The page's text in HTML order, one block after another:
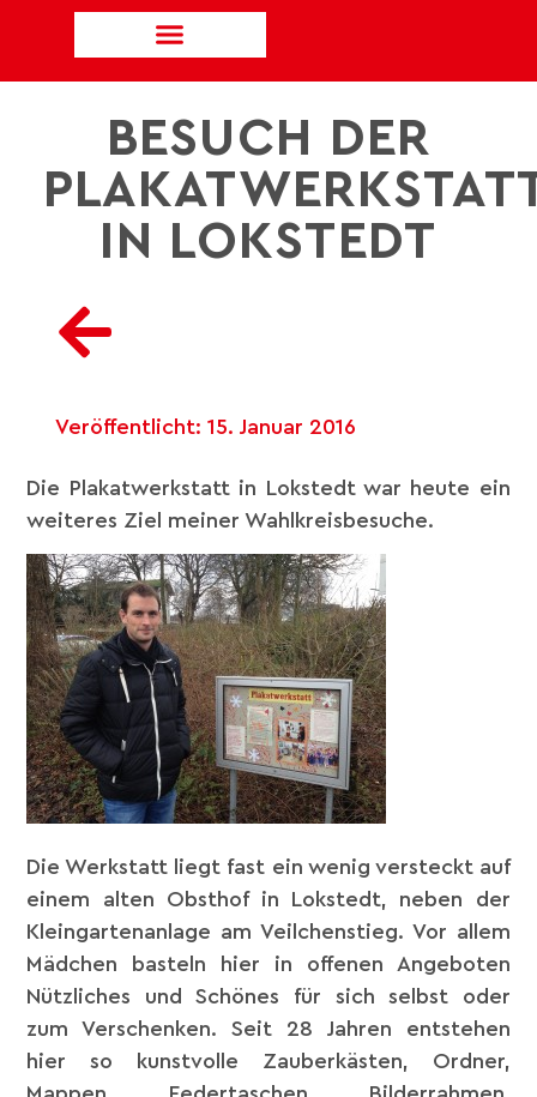
BESUCH DER
IN LOKSTEDT
Veröffentlicht: 15. Januar 2016
Die Plakatwerkstatt in Lokstedt war heute ein
weiteres Ziel meiner Wahlkreisbesuche.
Die Werkstatt liegt fast ein wenig versteckt auf
einem alten Obsthof in Lokstedt, neben der
Kleingartenanlage am Veilchenstieg. Vor allem
Mädchen basteln hier in offenen Angeboten
Nützliches und Schönes für sich selbst oder
zum Verschenken. Seit 28 Jahren entstehen
hier so kunstvolle Zauberkästen, Ordner,